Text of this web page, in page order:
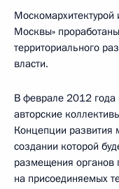
Москвы»
территориального
власти.
В феврале 2012 года
авторские
Концепции развития
создании которой
размещения органов
на присоединяемых